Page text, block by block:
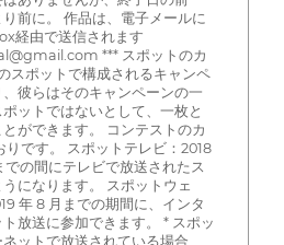
前に。 作品は、電子メールに
経由で送信されます
*** スポットのカ
スポットで構成されるキャンペ
彼らはそのキャンペーンの一
ットではないとして、一枚と
ができます。 コンテストのカ
りです。 スポットテレビ：2018
での間にテレビで放送されたス
になります。 スポットウェ
年 8 月までの期間に、インタ
放送に参加できます。 * スポッ
ネットで放送されている場合